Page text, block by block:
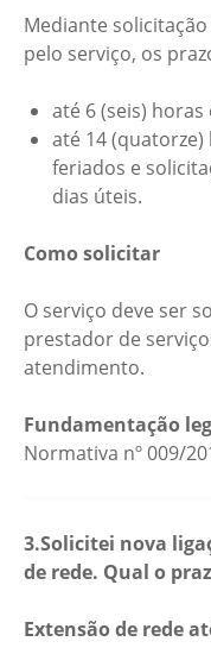
Mediante
pelo serviço, os
até 6 (seis)
até 14
feriados e
dias úteis.
Como solicitar
O serviço deve ser
prestador de
atendimento.
Fundamentação
Normativa nº 009/
3.Solicitei nova
de rede. Qual o
Extensão de rede